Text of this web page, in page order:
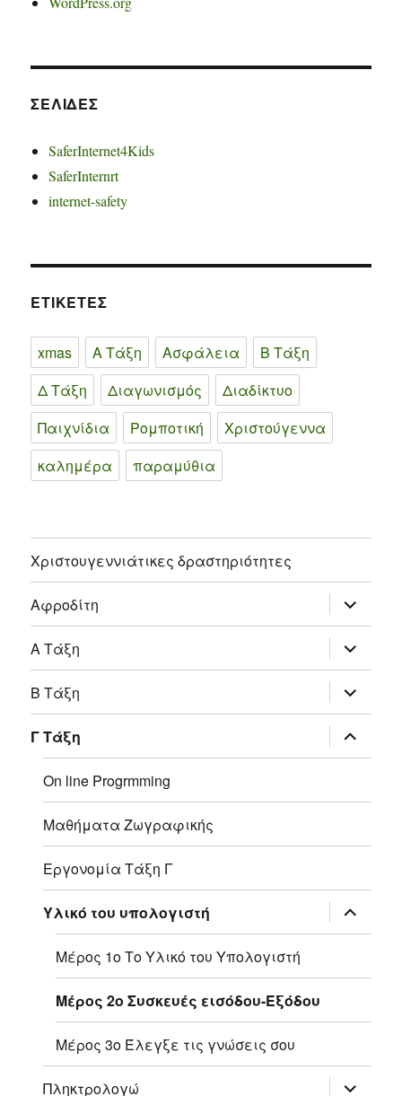
ΣΕΛΊΔΕΣ
SaferInternet4Kids
SaferInternrt
internet-safety
ΕΤΙΚΕΤΕΣ
xmas Α Τάξη Ασφάλεια
Β Τάξη
Δ Τάξη
Διαγωνισμός
Διαδίκτυο
Παιχνίδια
Ρομποτική
Χριστούγεννα
καλημέρα
παραμύθια
Χριστουγεννιάτικες δραστηριότητες
Αφροδίτη του
μενού
Α Τάξη του
μενού
Β Τάξη του
μενού
Γ Τάξη του
μενού
On line Progrmming
Μαθήματα Ζωγραφικής
Εργονομία Τάξη Γ
Υλικό του υπολογιστή του
μενού
Μέρος 1ο Το Υλικό του Υπολογιστή
Μέρος 2ο Συσκευές εισόδου-Εξόδου
Μέρος 3ο Έλεγξε τις γνώσεις σου
Πληκτρολογώ